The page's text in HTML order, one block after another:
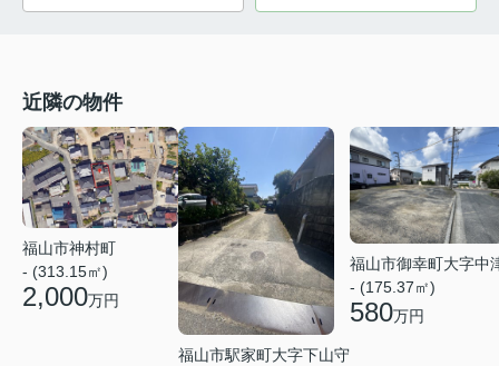
近隣の物件
福山市神村町
- (313.15㎡)
2,000万円
福山市駅家町大字下山守
福山市御幸町大字中
- (175.37㎡)
580万円